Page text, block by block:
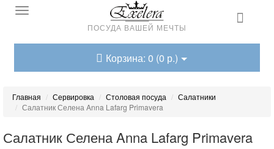
ПОСУДА ВАШЕЙ МЕЧТЫ
Корзина: 0 (0 р.)
Главная Сервировка Столовая посуда
Салатники
Салатник Селена Anna Lafarg Primavera
Салатник Селена Anna Lafarg Primavera